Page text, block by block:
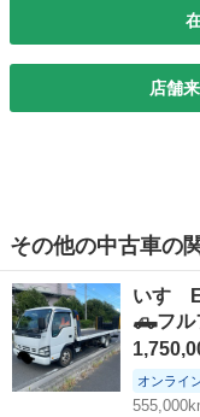
店舗
その他の中古車の
いすゞ
🛻フル
オンライ